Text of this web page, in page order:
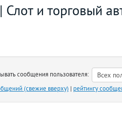
и торговый
сообщения пользователя:
(свежие вверху) | рейтингу